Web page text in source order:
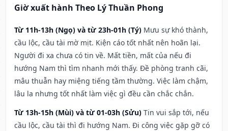
Giờ xuất hành Theo Lý Thuần Phong
Từ 11h-13h (Ngọ) và từ 23h-01h (Tý) Mưu sự khó thành,
cầu lộc, cầu tài mờ mịt. Kiện cáo tốt nhất nên hoãn lại.
Người đi xa chưa có tin về. Mất tiền, mất của nếu đi
hướng Nam thì tìm nhanh mới thấy. Đề phòng tranh cãi,
mâu thuẫn hay miệng tiếng tầm thường. Việc làm chậm,
lâu la nhưng tốt nhất làm việc gì đều cần chắc chắn.
Từ 13h-15h (Mùi) và từ 01-03h (Sửu) Tin vui sắp tới, nếu
cầu lộc, cầu tài thì đi hướng Nam. Đi công việc gặp gỡ có